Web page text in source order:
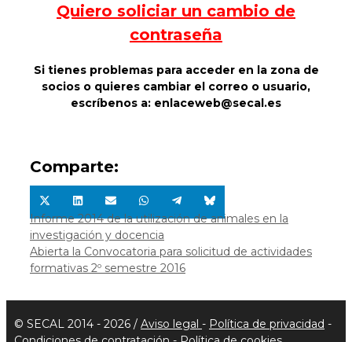
Quiero soliciar un cambio de
contraseña
Si tienes problemas para acceder en la zona de
socios o quieres cambiar el correo o usuario,
escríbenos a: enlaceweb@secal.es
Comparte:
Compartir
en
X
(Twitter)
Compartir
en
LinkedIn
Compartir
en
Email
Compartir
en
WhatsApp
Compartir
en
Compartir
en
Informe 2014 de la utilización de animales en la
investigación y docencia
Abierta la Convocatoria para solicitud de actividades
formativas 2º semestre 2016
© SECAL 2014 - 2026 / Aviso legal - Política de privacidad -